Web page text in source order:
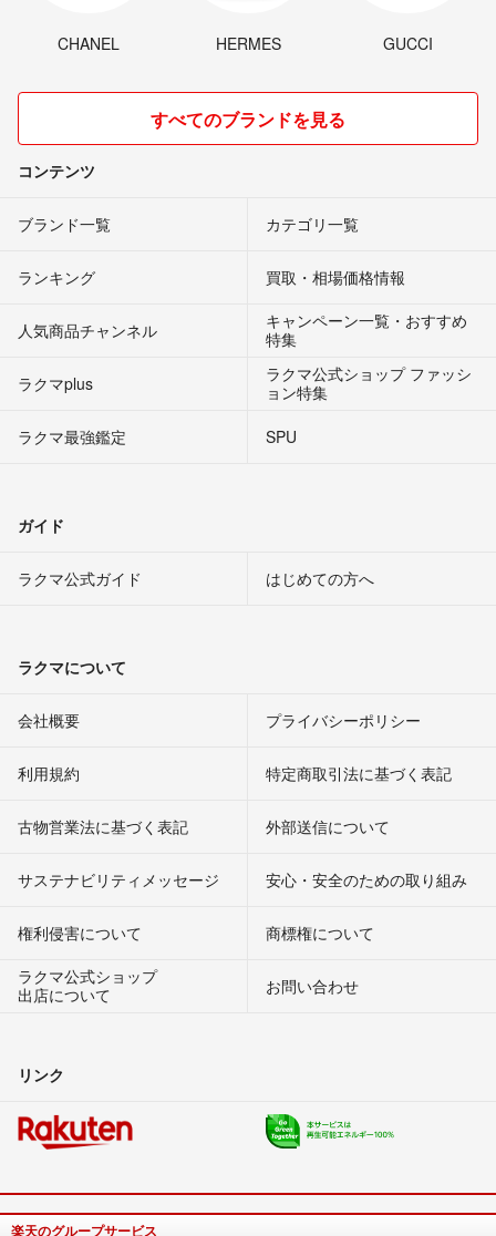
CHANEL HERMES GUCCI
すべてのブランドを見る
コンテンツ
ブランド一覧 カテゴリ一覧
ランキング 買取・相場価格情報
人気商品チャンネル
キャンペーン一覧・おすすめ
特集
ラクマplus
ラクマ公式ショップ ファッシ
ョン特集
ラクマ最強鑑定
SPU
ガイド
ラクマ公式ガイド はじめての方へ
ラクマについて
会社概要 プライバシーポリシー
利用規約 特定商取引法に基づく表記
古物営業法に基づく表記 外部送信について
サステナビリティメッセージ 安心・安全のための取り組み
権利侵害について
商標権について
ラクマ公式ショップ
出店について
お問い合わせ
リンク
楽天のグループサービス